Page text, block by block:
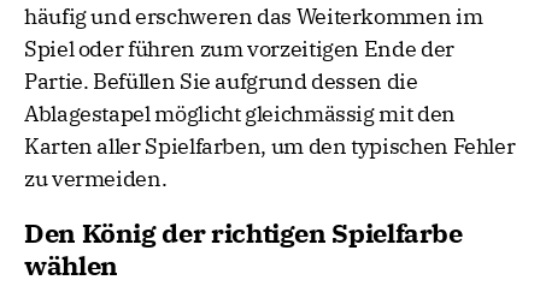
häufig und erschweren das Weiterkommen im
Spiel oder führen zum vorzeitigen Ende der
Partie. Befüllen Sie aufgrund dessen die
Ablagestapel möglicht gleichmässig mit den
Karten aller Spielfarben, um den typischen Fehler
zu vermeiden.
Den König der richtigen Spielfarbe
wählen